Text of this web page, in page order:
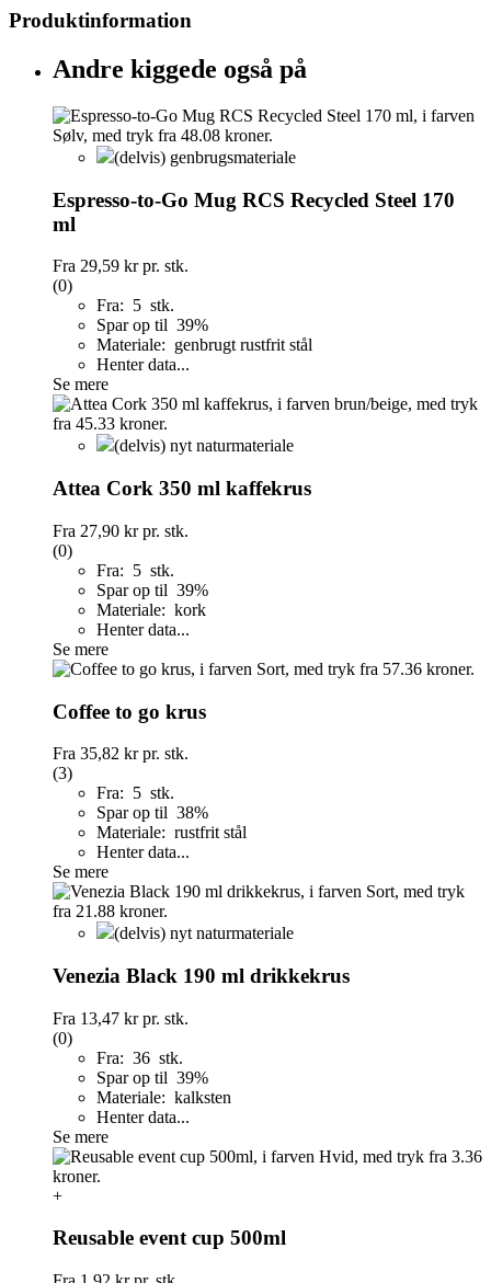
Produktinformation
Andre kiggede også på
(delvis) genbrugsmateriale
Espresso-to-Go Mug RCS Recycled Steel 170
ml
Fra 29,59 krpr. stk.
(0)
Fra: 5 stk.
Spar op til 39%
Materiale: genbrugt rustfrit stål
Henter data...
Se mere
(delvis) nyt naturmateriale
Attea Cork 350 ml kaffekrus
Fra 27,90 krpr. stk.
(0)
Fra: 5 stk.
Spar op til 39%
Materiale: kork
Henter data...
Se mere
Coffee to go krus
Fra 35,82 krpr. stk.
(3)
Fra: 5 stk.
Spar op til 38%
Materiale: rustfrit stål
Henter data...
Se mere
(delvis) nyt naturmateriale
Venezia Black 190 ml drikkekrus
Fra 13,47 krpr. stk.
(0)
Fra: 36 stk.
Spar op til 39%
Materiale: kalksten
Henter data...
Se mere
+
Reusable event cup 500ml